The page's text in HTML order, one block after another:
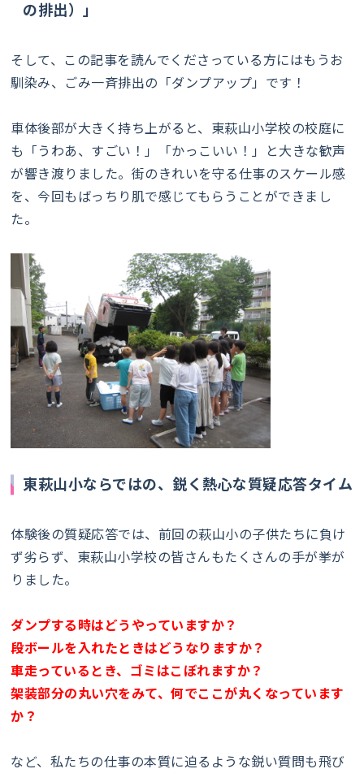
の排出）」
そして、この記事を読んでくださっている方にはもうお
馴染み、ごみ一斉排出の「ダンプアップ」です！
車体後部が大きく持ち上がると、東萩山小学校の校庭に
も「うわあ、すごい！」「かっこいい！」と大きな歓声
が響き渡りました。街のきれいを守る仕事のスケール感
を、今回もばっちり肌で感じてもらうことができまし
た。
東萩山小ならではの、鋭く熱心な質疑応答タイム
体験後の質疑応答では、前回の萩山小の子供たちに負け
ず劣らず、東萩山小学校の皆さんもたくさんの手が挙が
りました。
ダンプする時はどうやっていますか？
段ボールを入れたときはどうなりますか？
車走っているとき、ゴミはこぼれますか？
架装部分の丸い穴をみて、何でここが丸くなっています
か？
など、私たちの仕事の本質に迫るような鋭い質問も飛び